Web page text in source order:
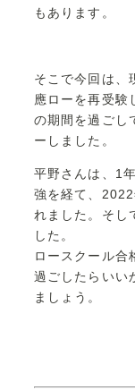
もあります。
そこで今回は、
應ローを再受験
の期間を過ごし
ーしました。
平野さんは、1
強を経て、
れました。そし
した。
ロースクール合
過ごしたらいい
ましょう。